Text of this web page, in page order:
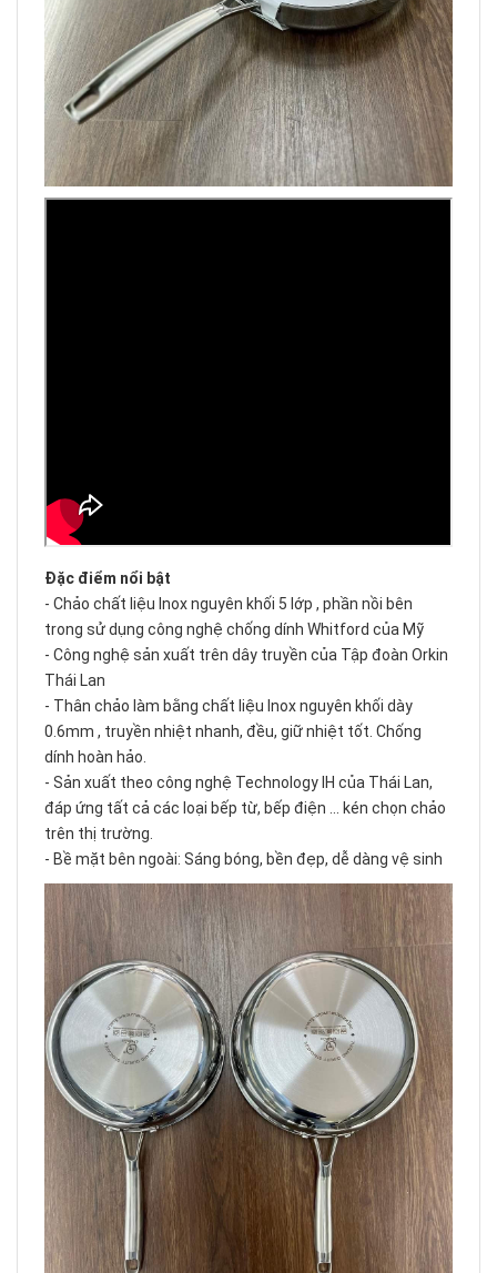
Đặc điểm nổi bật
- Chảo chất liệu Inox nguyên khối 5 lớp , phần nồi bên
trong sử dụng công nghệ chống dính Whitford của Mỹ
- Công nghệ sản xuất trên dây truyền của Tập đoàn Orkin
Thái Lan
- Thân chảo làm bằng chất liệu Inox nguyên khối dày
0.6mm , truyền nhiệt nhanh, đều, giữ nhiệt tốt. Chống
dính hoàn hảo.
- Sản xuất theo công nghệ Technology IH của Thái Lan,
đáp ứng tất cả các loại bếp từ, bếp điện ... kén chọn chảo
trên thị trường.
- Bề mặt bên ngoài: Sáng bóng, bền đẹp, dễ dàng vệ sinh